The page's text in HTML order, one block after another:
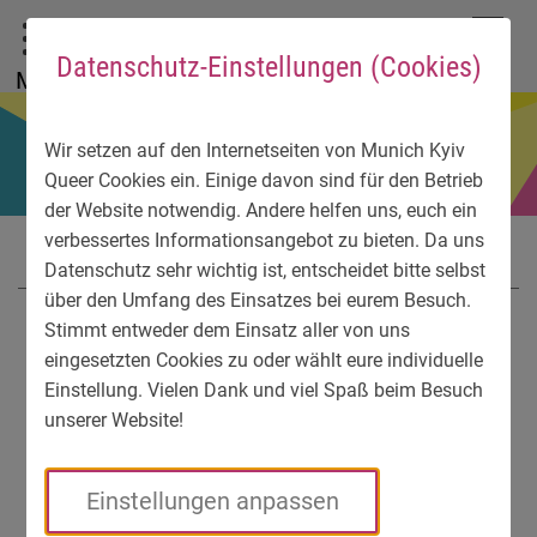
Datenschutz-Einstellungen (Cookies)
Wir setzen auf den Internetseiten von Munich Kyiv
Queer Cookies ein. Einige davon sind für den Betrieb
der Website notwendig. Andere helfen uns, euch ein
verbessertes Informationsangebot zu bieten. Da uns
Datenschutz sehr wichtig ist, entscheidet bitte selbst
über den Umfang des Einsatzes bei eurem Besuch.
Stimmt entweder dem Einsatz aller von uns
eingesetzten Cookies zu oder wählt eure individuelle
Einstellung. Vielen Dank und viel Spaß beim Besuch
unserer Website!
Einstellungen anpassen
До головного меню
Zum Sprachmenü
Zur Suche
Перейти до вмісту
Zu den Service-Informationen
Menü